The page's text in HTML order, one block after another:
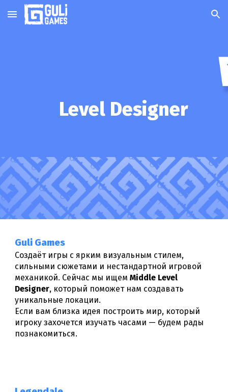
Skip to main content Skip to navigation
Level Designer
Guli Games
Cоздаёт игры с ярким визуальным стилем,
сильными сюжетами и нестандартной игровой
механикой. Сейчас мы ищемMiddle Level
Designer, который поможет нам создавать
уникальные локации.
Если вам близка идея построить мир, который
игроку захочется изучать часами — будем рады
познакомиться.